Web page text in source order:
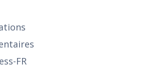
FR